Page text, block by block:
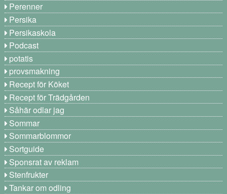
Perenner
Persika
Persikaskola
Podcast
potatis
provsmakning
Recept för Köket
Recept för Trädgården
Såhär odlar jag
Sommar
Sommarblommor
Sortguide
Sponsrat av reklam
Stenfrukter
Tankar om odling